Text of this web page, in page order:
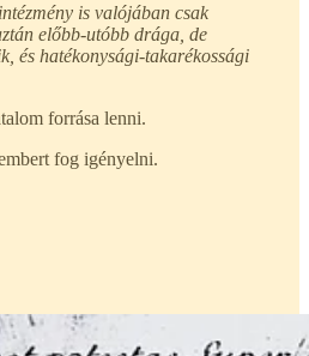
is valójában csak
előbb-utóbb drága, de
és hatékonysági-takarékossági
forrása lenni.
fog igényelni.